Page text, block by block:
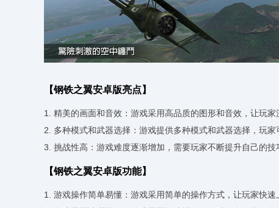
【钢铁之翼安卓版亮点】
1. 精美的画面和音效：游戏采用高品质的图形和音效，让玩家
2. 多种模式和武器选择：游戏提供多种模式和武器选择，玩家
3. 挑战性高：游戏难度逐渐增加，需要玩家不断提升自己的技
【钢铁之翼安卓版功能】
1. 游戏操作简单易懂：游戏采用简单的操作方式，让玩家快速